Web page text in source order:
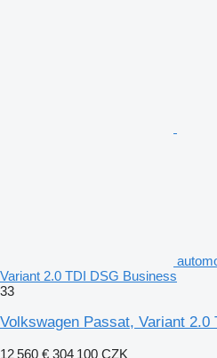
Variant 2.0 TDI DSG Business
33
Volkswagen Passat, Variant 2.0
12 560 € 304 100 CZK